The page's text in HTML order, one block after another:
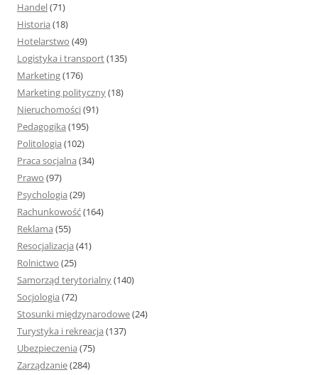
Handel(71)
Historia (18)
Hotelarstwo (49)
Logistyka i transport(135)
Marketing(176)
Marketing polityczny(18)
Nieruchomości(91)
Pedagogika (195)
Politologia (102)
Praca socjalna (34)
Prawo (97)
Psychologia (29)
Rachunkowość(164)
Reklama (55)
Resocjalizacja (41)
Rolnictwo (25)
Samorząd terytorialny(140)
Socjologia (72)
Stosunki międzynarodowe(24)
Turystyka i rekreacja (137)
Ubezpieczenia (75)
Zarządzanie(284)